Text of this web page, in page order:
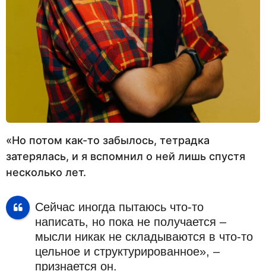
«Но потом как-то забылось, тетрадка
затерялась, и я вспомнил о ней лишь спустя
несколько лет.
Сейчас иногда пытаюсь что-то
написать, но пока не получается –
мысли никак не складываются в что-то
цельное и структурированное», –
признается он.